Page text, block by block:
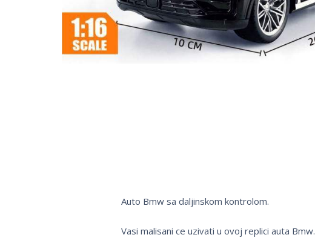
Auto Bmw sa daljinskom kontrolom.
Vasi malisani ce uzivati u ovoj replici auta Bmw.